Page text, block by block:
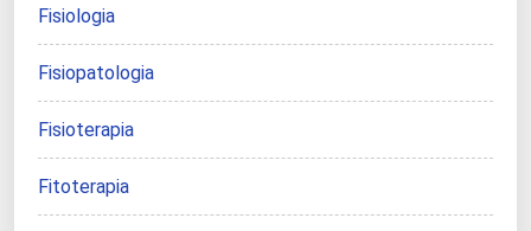
Fisiologia
Fisiopatologia
Fisioterapia
Fitoterapia